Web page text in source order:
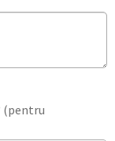
(pentru